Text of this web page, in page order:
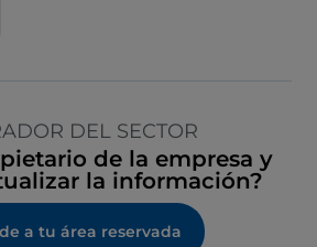
DEL SECTOR
de la empresa y
la información?
a tu área reservada